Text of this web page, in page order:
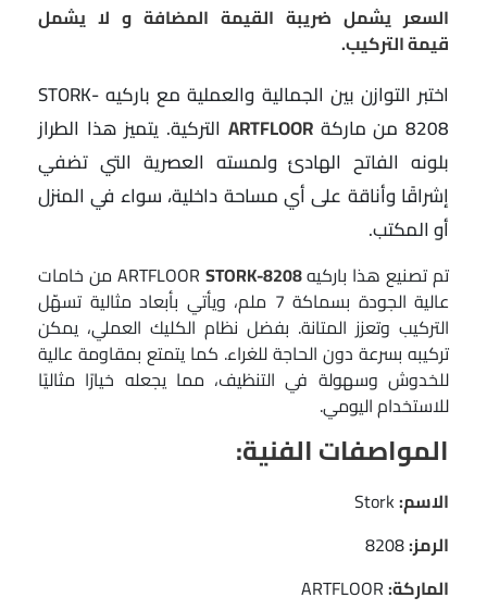
السعر يشمل ضريبة القيمة المضافة و لا يشمل
قيمة التركيب.
اختبر التوازن بين الجمالية والعملية مع باركيه STORK-
8208 من ماركة
ARTFLOOR التركية. يتميز هذا الطراز
بلونه الفاتح الهادئ ولمسته العصرية التي تضفي
إشراقًا وأناقة على أي مساحة داخلية، سواء في المنزل
أو المكتب.
تم تصنيع هذا باركيه ARTFLOORSTORK-8208
من خامات
عالية الجودة بسماكة 7 ملم، ويأتي بأبعاد مثالية تسهّل
التركيب وتعزز المتانة. بفضل نظام الكليك العملي، يمكن
تركيبه بسرعة دون الحاجة للغراء. كما يتمتع بمقاومة عالية
للخدوش وسهولة في التنظيف، مما يجعله خيارًا مثاليًا
للاستخدام اليومي.
المواصفات الفنية:
الاسم:
الرمز:
الماركة: